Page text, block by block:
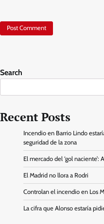
Search
Recent Posts
Incendio en Barrio Lindo
seguridad de la zona
El mercado del ‘gol naciente’:
El Madrid no llora a Rodri
Controlan el incendio en Los
La cifra que Alonso estaría